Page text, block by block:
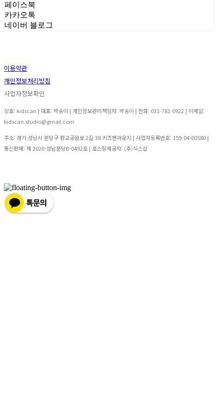
페이스북
카카오톡
네이버 블로그
이용약관
개인정보처리방침
사업자정보확인
상호: kidscan | 대표: 박송이 | 개인정보관리책임자: 박송이 | 전화: 031-781-0922 | 이메일:
kidscan.studio@gmail.com
주소: 경기 성남시 분당구 판교공원로 2길 38 키즈캔라운지 | 사업자등록번호: 159-04-00580 |
통신판매: 제 2020-성남분당B-0492호 | 호스팅제공자: (주)식스샵